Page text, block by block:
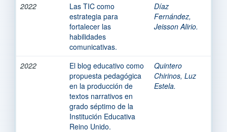
2022
Las TIC como
estrategia para
fortalecer las
habilidades
comunicativas.
Díaz
Fernández,
Jeisson Alirio.
2022
El blog educativo como
propuesta pedagógica
en la producción de
textos narrativos en
grado séptimo de la
Institución Educativa
Reino Unido.
Quintero
Chirinos, Luz
Estela.